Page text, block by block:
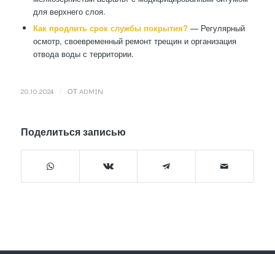
для верхнего слоя.
Как продлить срок службы покрытия? — Регулярный
осмотр, своевременный ремонт трещин и организация
отвода воды с территории.
20.10.2024 ОТ ADMIN
Поделиться записью